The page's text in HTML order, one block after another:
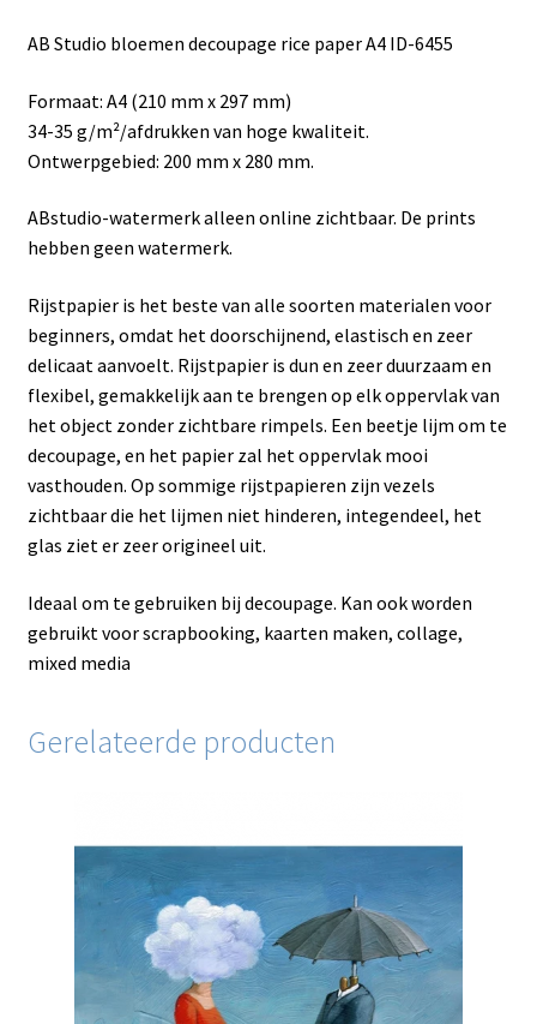
AB Studio bloemen decoupage rice paper A4 ID-6455
Formaat: A4 (210 mm x 297 mm)
34-35 g/m²/afdrukken van hoge kwaliteit.
Ontwerpgebied: 200 mm x 280 mm.
ABstudio-watermerk alleen online zichtbaar. De prints
hebben geen watermerk.
Rijstpapier is het beste van alle soorten materialen voor
beginners, omdat het doorschijnend, elastisch en zeer
delicaat aanvoelt. Rijstpapier is dun en zeer duurzaam en
flexibel, gemakkelijk aan te brengen op elk oppervlak van
het object zonder zichtbare rimpels. Een beetje lijm om te
decoupage, en het papier zal het oppervlak mooi
vasthouden. Op sommige rijstpapieren zijn vezels
zichtbaar die het lijmen niet hinderen, integendeel, het
glas ziet er zeer origineel uit.
Ideaal om te gebruiken bij decoupage. Kan ook worden
gebruikt voor scrapbooking, kaarten maken, collage,
mixed media
Gerelateerde producten